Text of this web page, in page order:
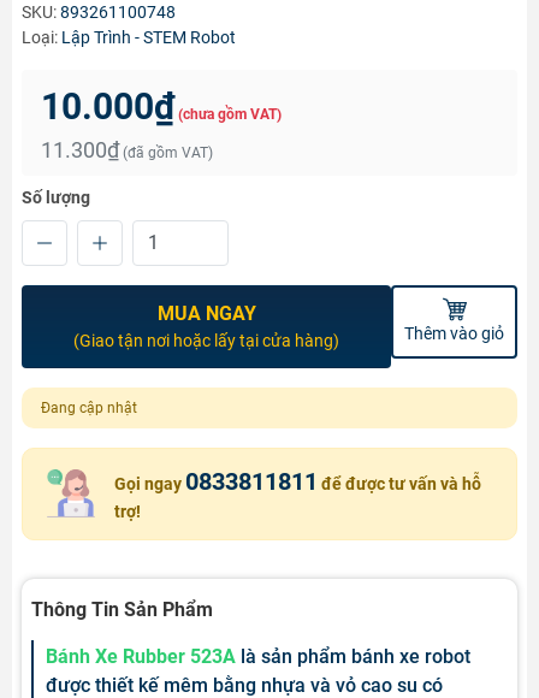
SKU:893261100748
Loại: Lập Trình - STEM Robot
10.000₫ (chưa gồm VAT)
11.300₫ (đã gồm VAT)
Số lượng
MUA NGAY
(Giao tận nơi hoặc lấy tại cửa hàng) Thêm vào giỏ
Đang cập nhật
Gọi ngay 0833811811 để được tư vấn và hỗ
trợ!
Thông Tin Sản Phẩm
Bánh Xe Rubber 523A là sản phẩm bánh xe robot
được thiết kế mêm bằng nhựa và vỏ cao su có